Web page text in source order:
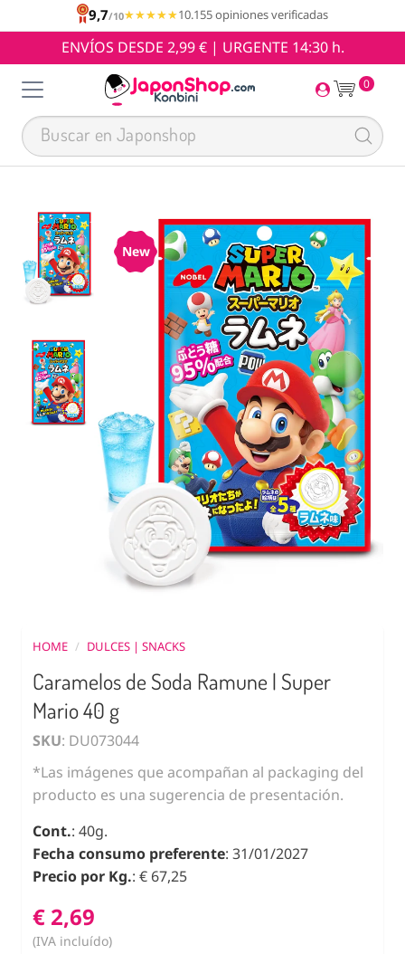
9,7/10★★★★★
★★★★★10.155 opiniones verificadas
ENVÍOS DESDE 2,99 € | URGENTE 14:30 h.
0
New
HOME / DULCES | SNACKS
Caramelos de Soda Ramune | Super
Mario 40 g
SKU: DU073044
*Las imágenes que acompañan al packaging del
producto es una sugerencia de presentación.
Cont.: 40g.
Fecha consumo preferente: 31/01/2027
Precio por Kg.: € 67,25
€ 2,69
(IVA incluído)